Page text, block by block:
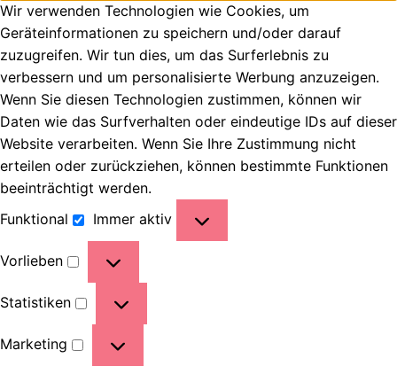
Wir verwenden Technologien wie Cookies, um
Geräteinformationen zu speichern und/oder darauf
zuzugreifen. Wir tun dies, um das Surferlebnis zu
verbessern und um personalisierte Werbung anzuzeigen.
Wenn Sie diesen Technologien zustimmen, können wir
Daten wie das Surfverhalten oder eindeutige IDs auf dieser
Website verarbeiten. Wenn Sie Ihre Zustimmung nicht
erteilen oder zurückziehen, können bestimmte Funktionen
beeinträchtigt werden.
Funktional
Immer aktiv
Vorlieben
Statistiken
Marketing